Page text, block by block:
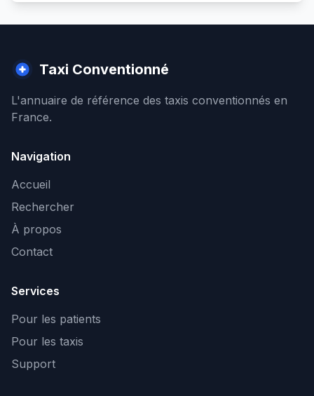
Taxi Conventionné
L'annuaire de référence des taxis conventionnés en
France.
Navigation
Accueil
Rechercher
À propos
Contact
Services
Pour les patients
Pour les taxis
Support